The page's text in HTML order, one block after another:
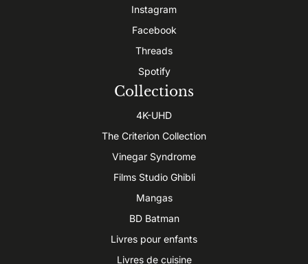
Instagram
Facebook
Threads
Spotify
Collections
4K-UHD
The Criterion Collection
Vinegar Syndrome
Films Studio Ghibli
Mangas
BD Batman
Livres pour enfants
Livres de cuisine